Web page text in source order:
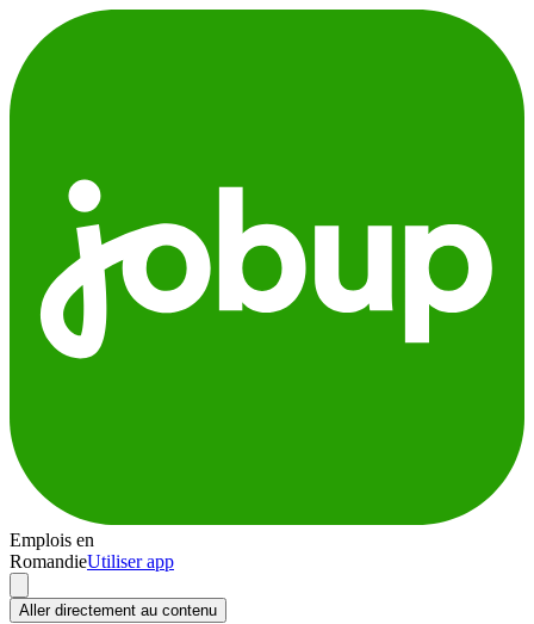
Emplois en
RomandieUtiliser app
Aller directement au contenu